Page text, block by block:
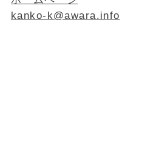
kanko-k@awara.info